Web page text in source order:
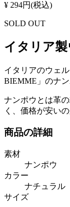
¥ 294円(税込)
SOLD OUT
イタリア製
イタリアのウェ
BIEMME」のナ
ナンポウとは革
く、価格が安い
商品の詳細
素材
ナンポウ
カラー
ナチュラル
サイズ